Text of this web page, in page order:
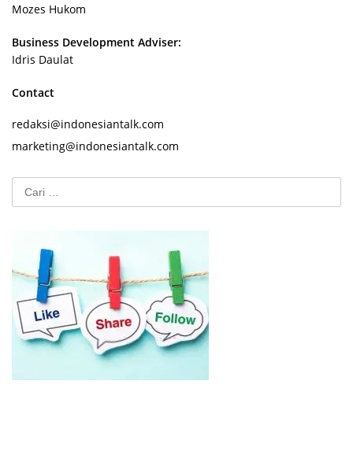
Mozes Hukom
Business Development Adviser:
Idris Daulat
Contact
redaksi@indonesiantalk.com
marketing@indonesiantalk.com